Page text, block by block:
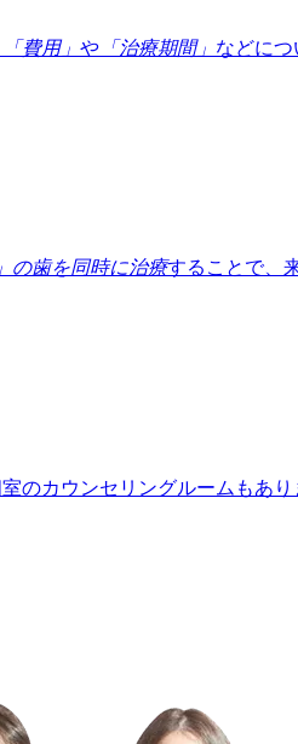
「費用」 や 「治療期間」 などにつ
の歯を同時に治療することで、
のカウンセリングルームもあ